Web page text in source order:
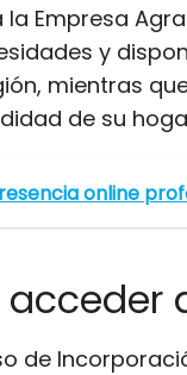
la Empresa
y
mientras
de su
online
de